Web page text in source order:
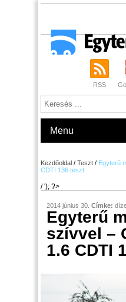
RSS
Menu
Kezdőoldal / Teszt / Egyterű
CDTI 136 teszt
/ '); ?>
2014 június 30. Címke:
Egyterű
szívvel –
1.6 CDTI